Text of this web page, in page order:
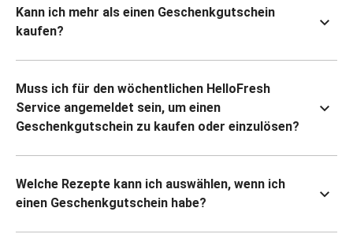
Kann ich mehr als einen Geschenkgutschein
kaufen?
Muss ich für den wöchentlichen HelloFresh
Service angemeldet sein, um einen
Geschenkgutschein zu kaufen oder einzulösen?
Welche Rezepte kann ich auswählen, wenn ich
einen Geschenkgutschein habe?